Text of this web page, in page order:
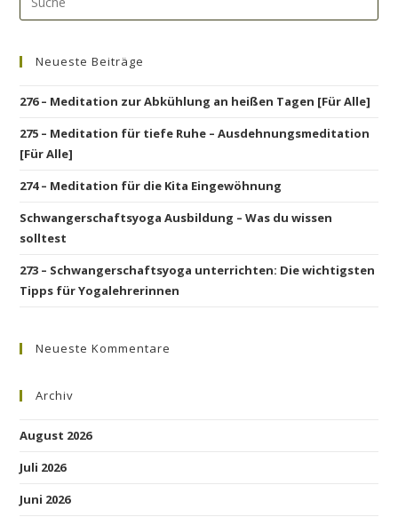
Neueste Beiträge
276 – Meditation zur Abkühlung an heißen Tagen [Für Alle]
275 – Meditation für tiefe Ruhe – Ausdehnungsmeditation
[Für Alle]
274 – Meditation für die Kita Eingewöhnung
Schwangerschaftsyoga Ausbildung – Was du wissen
solltest
273 – Schwangerschaftsyoga unterrichten: Die wichtigsten
Tipps für Yogalehrerinnen
Neueste Kommentare
Archiv
August 2026
Juli 2026
Juni 2026